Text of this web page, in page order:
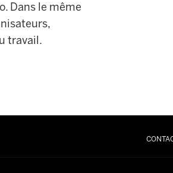
Dans le même
travail.